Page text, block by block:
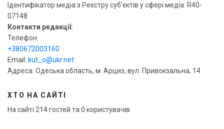
Ідентифікатор медіа з Реєстру суб’єктів у сфері медіа: R40-
07148
Контакти редакції:
Телефон:
+380672003160
Email: kut_o@ukr.net
Адреса: Одеська область, м. Арциз, вул. Привокзальна, 14
ХТО НА САЙТІ
На сайті 214 гостей та 0 користувачів